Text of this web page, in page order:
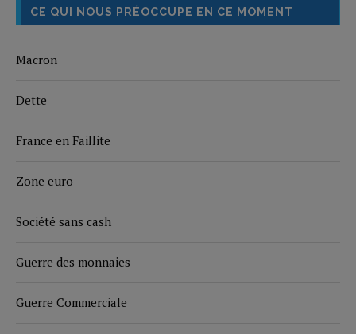
CE QUI NOUS PRÉOCCUPE EN CE MOMENT
Macron
Dette
France en Faillite
Zone euro
Société sans cash
Guerre des monnaies
Guerre Commerciale